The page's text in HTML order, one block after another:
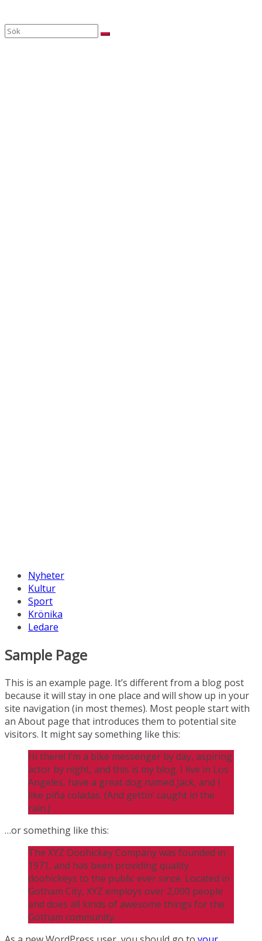
Nyheter
Kultur
Sport
Krönika
Ledare
Sample Page
This is an example page. It’s different from a blog post
because it will stay in one place and will show up in your
site navigation (in most themes). Most people start with
an About page that introduces them to potential site
visitors. It might say something like this:
Hi there! I’m a bike messenger by day, aspiring
actor by night, and this is my blog. I live in Los
Angeles, have a great dog named Jack, and I
like piña coladas. (And gettin’ caught in the
rain.)
…or something like this:
The XYZ Doohickey Company was founded in
1971, and has been providing quality
doohickeys to the public ever since. Located in
Gotham City, XYZ employs over 2,000 people
and does all kinds of awesome things for the
Gotham community.